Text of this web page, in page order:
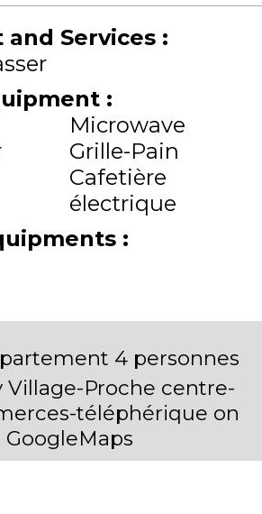
Services :
:
Microwave
Grille-Pain
Cafetière
électrique
:
4 personnes
Village-Proche centre-
téléphérique on
GoogleMaps